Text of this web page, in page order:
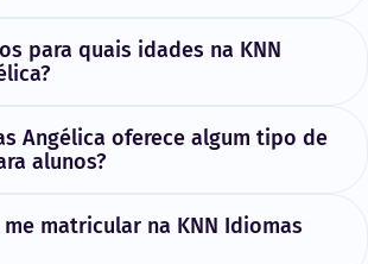
para quais idades na KNN
Angélica oferece algum tipo de
alunos?
matricular na KNN Idiomas